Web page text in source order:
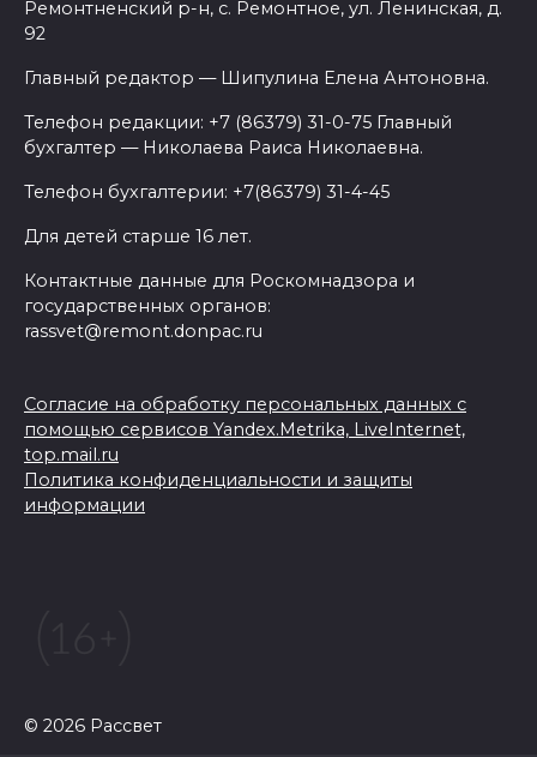
Ремонтненский р-н, с. Ремонтное, ул. Ленинская, д.
92
Главный редактор — Шипулина Елена Антоновна.
Телефон редакции: +7 (86379) 31-0-75 Главный
бухгалтер — Николаева Раиса Николаевна.
Телефон бухгалтерии: +7(86379) 31-4-45
Для детей старше 16 лет.
Контактные данные для Роскомнадзора и
государственных органов:
rassvet@remont.donpac.ru
Согласие на обработку персональных данных с
помощью сервисов Yandex.Metrika, LiveInternet,
top.mail.ru
Политика конфиденциальности и защиты
информации
© 2026 Рассвет